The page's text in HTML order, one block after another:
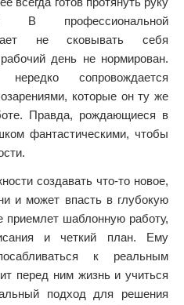
В профессиональной
не сковывать себя
день не нормирован.
нередко сопровождается
которые он ту же
Правда, рождающиеся в
фантастическими, чтобы
создавать что-то новое,
и может впасть в глубокую
приемлет шаблонную работу,
и четкий план. Ему
к реальным
перед ним жизнь и учиться
подход для решения